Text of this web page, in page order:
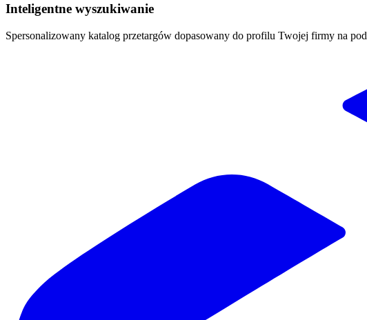
Inteligentne wyszukiwanie
Spersonalizowany katalog przetargów dopasowany do profilu Twojej firmy na